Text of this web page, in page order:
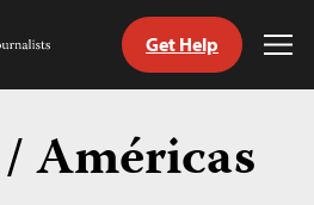
Get Help
/ Américas